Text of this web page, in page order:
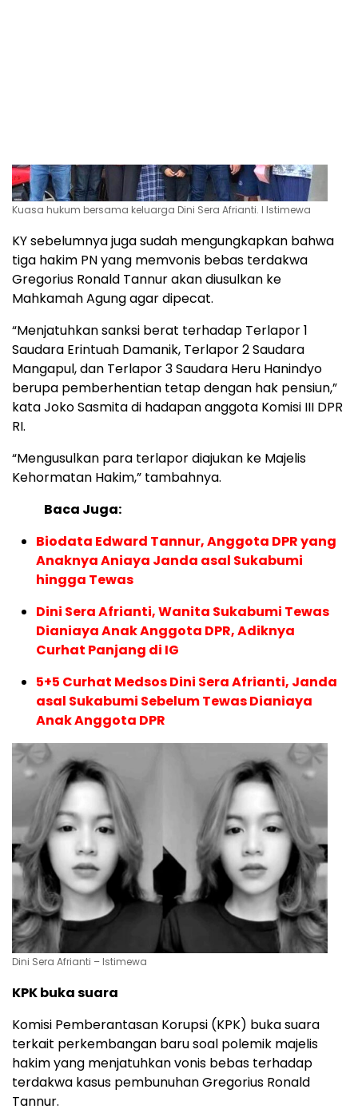
Kuasa hukum bersama keluarga Dini Sera Afrianti. l Istimewa
KY sebelumnya juga sudah mengungkapkan bahwa
tiga hakim PN yang memvonis bebas terdakwa
Gregorius Ronald Tannur akan diusulkan ke
Mahkamah Agung agar dipecat.
“Menjatuhkan sanksi berat terhadap Terlapor 1
Saudara Erintuah Damanik, Terlapor 2 Saudara
Mangapul, dan Terlapor 3 Saudara Heru Hanindyo
berupa pemberhentian tetap dengan hak pensiun,”
kata Joko Sasmita di hadapan anggota Komisi III DPR
RI.
“Mengusulkan para terlapor diajukan ke Majelis
Kehormatan Hakim,” tambahnya.
Baca Juga:
Biodata Edward Tannur, Anggota DPR yang
Anaknya Aniaya Janda asal Sukabumi
hingga Tewas
Dini Sera Afrianti, Wanita Sukabumi Tewas
Dianiaya Anak Anggota DPR, Adiknya
Curhat Panjang di IG
5+5 Curhat Medsos Dini Sera Afrianti, Janda
asal Sukabumi Sebelum Tewas Dianiaya
Anak Anggota DPR
Dini Sera Afrianti – Istimewa
KPK buka suara
Komisi Pemberantasan Korupsi (KPK) buka suara
terkait perkembangan baru soal polemik majelis
hakim yang menjatuhkan vonis bebas terhadap
terdakwa kasus pembunuhan Gregorius Ronald
Tannur.